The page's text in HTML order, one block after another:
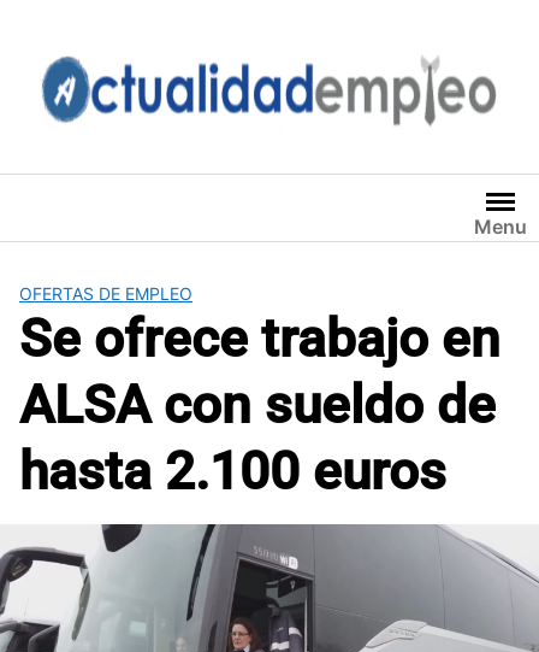
contenido
Menu
OFERTAS DE EMPLEO
Se ofrece trabajo en
ALSA con sueldo de
hasta 2.100 euros